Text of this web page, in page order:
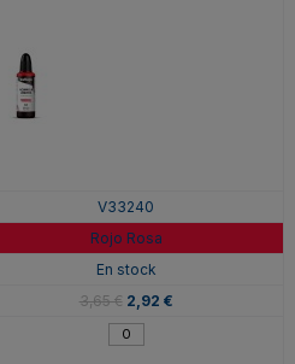
V33240
Rojo Rosa
En stock
3,65 € 2,92 €